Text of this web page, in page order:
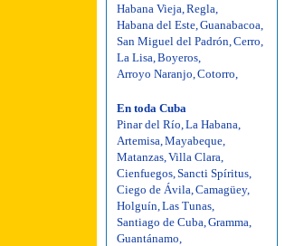
Habana Vieja Regla
Habana del Este Guanabacoa
San Miguel del Padrón Cerro
La Lisa Boyeros
Arroyo Naranjo Cotorro
En toda Cuba
Pinar del Río La Habana
Artemisa Mayabeque
Matanzas Villa Clara
Cienfuegos Sancti Spíritus
Ciego de Ávila Camagüey,
Holguín Las Tunas
Santiago de Cuba Gramma
Guantánamo